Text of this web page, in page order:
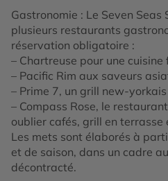
Gastronomie : Le Seven Seas
plusieurs restaurants
réservation obligatoire :
– Chartreuse pour une
– Pacific Rim aux saveurs
– Prime 7, un grill new-
– Compass Rose, le
oublier cafés, grill en
Les mets sont élaborés à
et de saison, dans un cadre
décontracté.